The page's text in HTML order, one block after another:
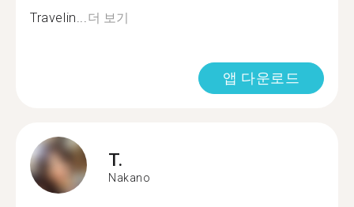
Travelin...더 보기
앱 다운로드
T.
Nakano